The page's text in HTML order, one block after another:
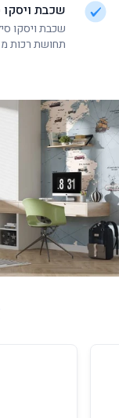
שכבת ויסקו
שכבת ויסקו
תחושת רכות